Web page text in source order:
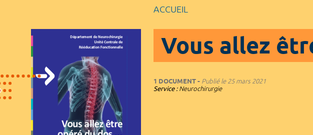
ACCUEIL
Vous allez
1 DOCUMENT Publié le25 mars 2021
Service : Neurochirurgie